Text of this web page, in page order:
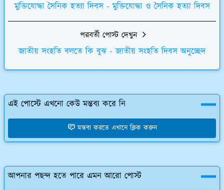
মুক্তিযোদ্ধা সৈনিক হত্যা দিবস - মুক্তিযোদ্ধা ও সৈনিক হত্যা দিবস
পরবর্তী পোস্ট দেখুন
জাতীয় সংহতি বলতে কি বুঝ - জাতীয় সংহতি দিবস অনুচ্ছেদ
এই পোস্টে এখনো কেউ মন্তব্য করে নি
মন্তব্য করতে এখানে ক্লিক করুন
আপনার পছন্দ হতে পারে এমন আরো পোস্ট